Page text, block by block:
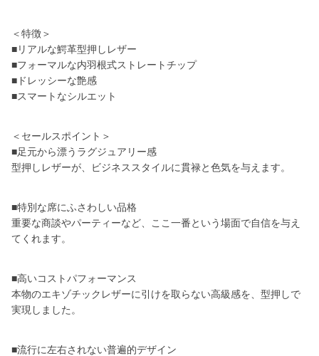
＜特徴＞
■リアルな鰐革型押しレザー
■フォーマルな内羽根式ストレートチップ
■ドレッシーな艶感
■スマートなシルエット
＜セールスポイント＞
■足元から漂うラグジュアリー感
型押しレザーが、ビジネススタイルに貫禄と色気を与えます。
■特別な席にふさわしい品格
重要な商談やパーティーなど、ここ一番という場面で自信を与え
てくれます。
■高いコストパフォーマンス
本物のエキゾチックレザーに引けを取らない高級感を、型押しで
実現しました。
■流行に左右されない普遍的デザイン